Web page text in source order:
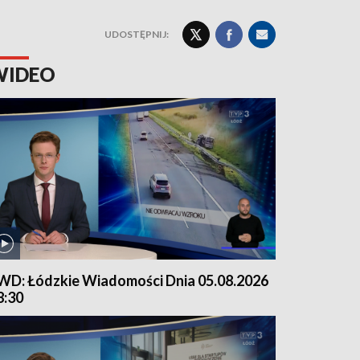
UDOSTĘPNIJ:
Łódzkie Wiadomości Dnia 05.08.2026